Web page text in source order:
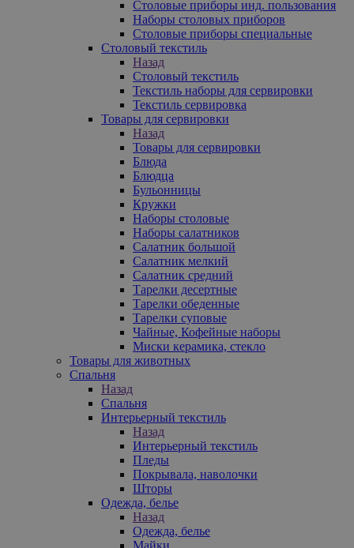
Столовые приборы инд. пользования
Наборы столовых приборов
Столовые приборы специальные
Столовый текстиль
Назад
Столовый текстиль
Текстиль наборы для сервировки
Текстиль сервировка
Товары для сервировки
Назад
Товары для сервировки
Блюда
Блюдца
Бульонницы
Кружки
Наборы столовые
Наборы салатников
Салатник большой
Салатник мелкий
Салатник средний
Тарелки десертные
Тарелки обеденные
Тарелки суповые
Чайные, Кофейные наборы
Миски керамика, стекло
Товары для животных
Спальня
Назад
Спальня
Интерьерный текстиль
Назад
Интерьерный текстиль
Пледы
Покрывала, наволочки
Шторы
Одежда, белье
Назад
Одежда, белье
Майки